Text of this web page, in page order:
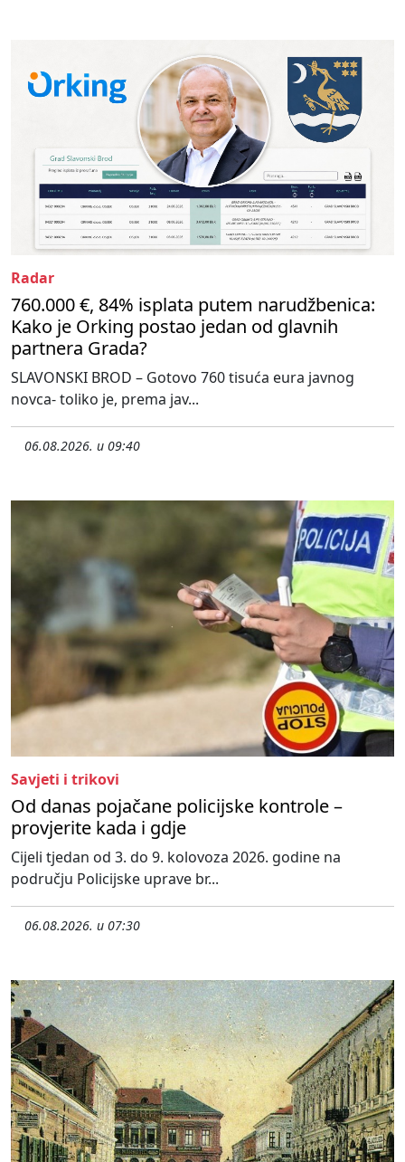
Radar
760.000 €, 84% isplata putem narudžbenica:
Kako je Orking postao jedan od glavnih
partnera Grada?
SLAVONSKI BROD – Gotovo 760 tisuća eura javnog
novca- toliko je, prema jav...
06.08.2026. u 09:40
Savjeti i trikovi
Od danas pojačane policijske kontrole –
provjerite kada i gdje
Cijeli tjedan od 3. do 9. kolovoza 2026. godine na
području Policijske uprave br...
06.08.2026. u 07:30